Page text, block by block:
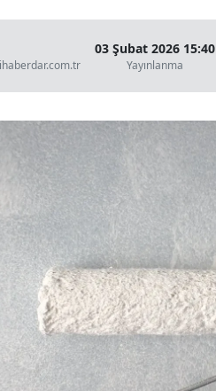
03 Şubat 2026 15:40
Yayınlanma